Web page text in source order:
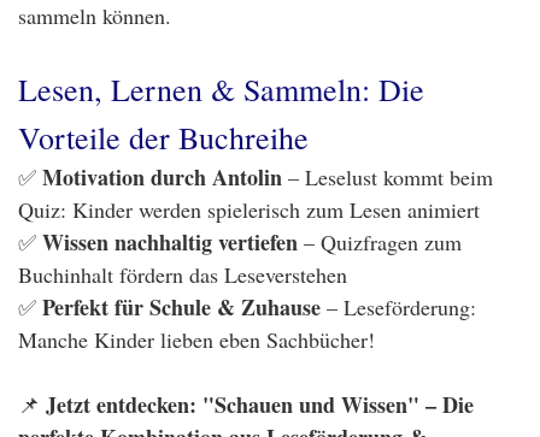
sammeln können.
Lesen, Lernen & Sammeln: Die
Vorteile der Buchreihe
✅ Motivation durch Antolin – Leselust kommt beim
Quiz: Kinder werden spielerisch zum Lesen animiert
✅ Wissen nachhaltig vertiefen – Quizfragen zum
Buchinhalt fördern das Leseverstehen
✅ Perfekt für Schule & Zuhause – Leseförderung:
Manche Kinder lieben eben Sachbücher!
📌 Jetzt entdecken: "Schauen und Wissen" – Die